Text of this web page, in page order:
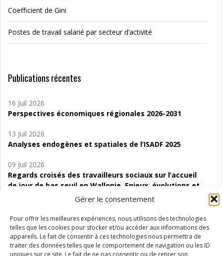
Gérer le consentement
Pour offrir les meilleures expériences, nous utilisons des technologies
telles que les cookies pour stocker et/ou accéder aux informations des
appareils. Le fait de consentir à ces technologies nous permettra de
traiter des données telles que le comportement de navigation ou les ID
uniques sur ce site. Le fait de ne pas consentir ou de retirer son
Coefficient de Gini
Postes de travail salarié par secteur d’activité
Publications récentes
16 Juil 2026
Perspectives économiques régionales 2026-2031
13 Juil 2026
Analyses endogènes et spatiales de l’ISADF 2025
09 Juil 2026
Regards croisés des travailleurs sociaux sur l’accueil
de jour de bas seuil en Wallonie. Enjeux, évolutions et
06 Juil 2026
Étude d’évaluabilité des Structures
d’accompagnement à l’autocréation d’emploi (SAACE)